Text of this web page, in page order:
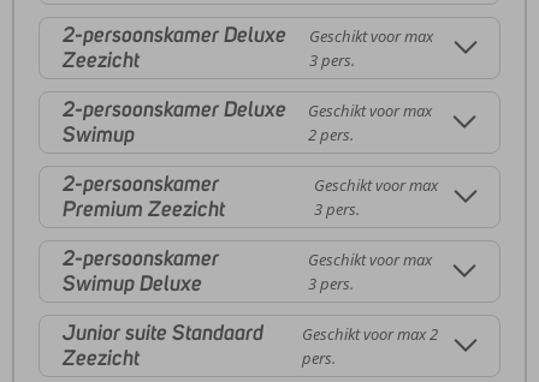
2-persoonskamer Deluxe
Zeezicht
Geschikt voor max
3 pers.
2-persoonskamer Deluxe
Swimup
Geschikt voor max
2 pers.
2-persoonskamer
Premium Zeezicht
Geschikt voor max
3 pers.
2-persoonskamer
Swimup Deluxe
Geschikt voor max
3 pers.
Junior suite Standaard
Zeezicht
Geschikt voor max 2
pers.